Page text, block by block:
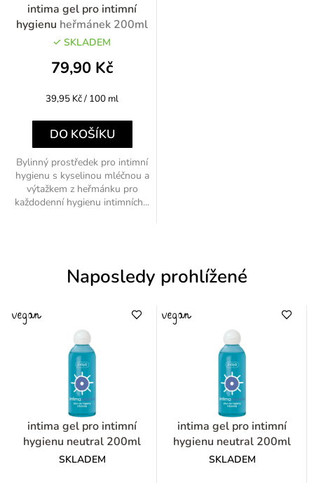
intima gel pro intimní
hygienu heřmánek 200ml
SKLADEM
79,90 Kč
Měrná
39,95 Kč / 100 ml
DO KOŠÍKU
Bylinný prostředek pro intimní
hygienu s kyselinou mléčnou a
výtažkem z heřmánku pro
každodenní hygienu intimních...
Naposledy prohlížené
intima gel pro intimní
hygienu neutral 200ml
SKLADEM
intima gel pro intimní
hygienu neutral 200ml
SKLADEM